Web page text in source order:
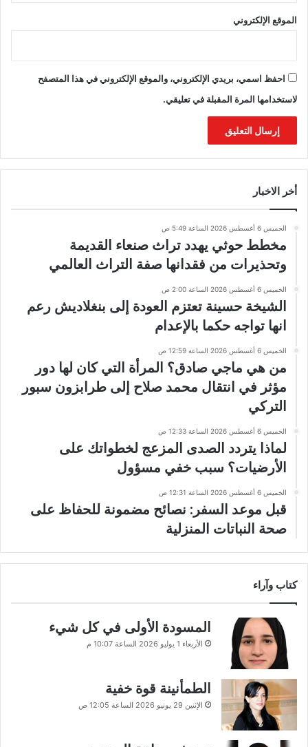
الموقع الإلكتروني
احفظ اسمي، بريدي الإلكتروني، والموقع الإلكتروني في هذا المتصفح
لاستخدامها المرة المقبلة في تعليقي.
أخر الاخبار
الخميس 6 أغسطس 2026 الساعة 5:49 ص
مخطط حوثي يهدد تراث صنعاء القديمة
وتحذيرات من فقدانها صفة التراث العالمي
الخميس 6 أغسطس 2026 الساعة 2:00 ص
الشيخة حسينة تعتزم العودة إلى بنغلاديش رعم
انها تواجه حكما بالإعدام
الخميس 6 أغسطس 2026 الساعة 12:59 ص
من هي ماجي صادق؟ المرأة التي كان لها دور
مؤثر في انتقال محمد صلاح إلى طرابزون سبور
التركي
الخميس 6 أغسطس 2026 الساعة 12:33 ص
لماذا يتردد الصدى المزعج لخطواتك على
الأرضيات؟ سبب خفي مسؤول
الخميس 6 أغسطس 2026 الساعة 12:31 ص
قبل موعد السفر: نصائح مضمونة للحفاظ على
صحة النباتات المنزلية
كتاب وآراء
المسودة الأولى في كل شيء
الأربعاء 1 يوليو 2026 الساعة 10:07 م
الطمأنينة قوة خفية
الإثنين 29 يونيو 2026 الساعة 12:05 ص